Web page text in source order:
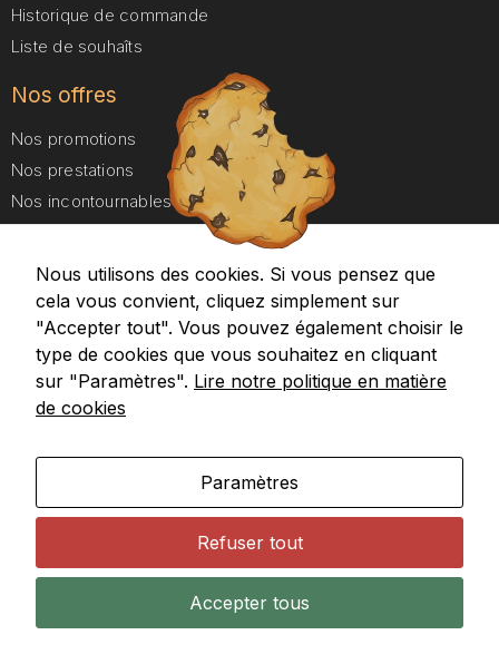
Historique de commande
Liste de souhaîts
Nos offres
Nos promotions
Nos prestations
Nos incontournables
Nos forfaits Duo
A propos
Aides et Contact
Google maps
Recevez nos promotions
générales de Vente
Nous utilisons des cookies. Si vous pensez que
cela vous convient, cliquez simplement sur
"Accepter tout". Vous pouvez également choisir le
type de cookies que vous souhaitez en cliquant
sur "Paramètres". Lire notre politique en matière
de cookies
Paramètres
Refuser tout
Accepter tous